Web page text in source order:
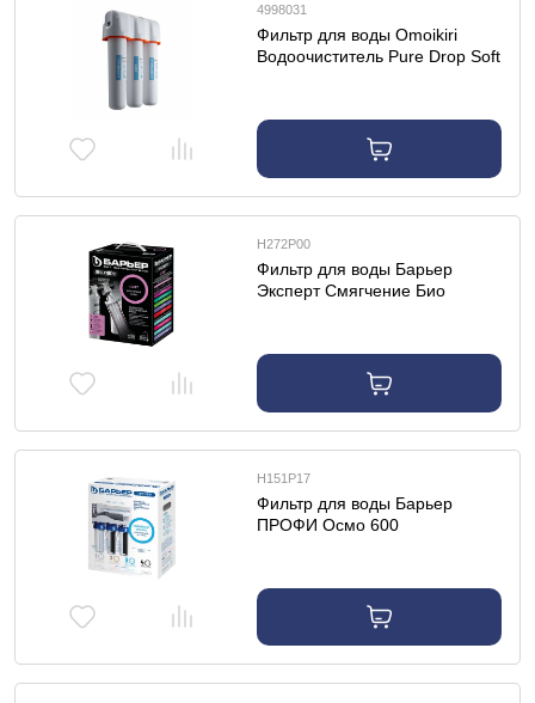
4998031
Фильтр для воды Omoikiri
Водоочиститель Pure Drop Soft
Н272Р00
Фильтр для воды Барьер
Эксперт Смягчение Био
Н151Р17
Фильтр для воды Барьер
ПРОФИ Осмо 600